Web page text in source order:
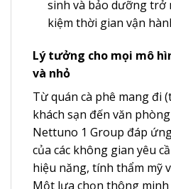
sinh và bảo dưỡng trở
kiệm thời gian vận
Lý tưởng cho mọi mô
và nhỏ
Từ quán cà phê mang đi
khách sạn đến văn
Nettuno 1 Group đáp
của các không gian yêu
hiệu năng, tính thẩm mỹ
Một lựa chọn thông